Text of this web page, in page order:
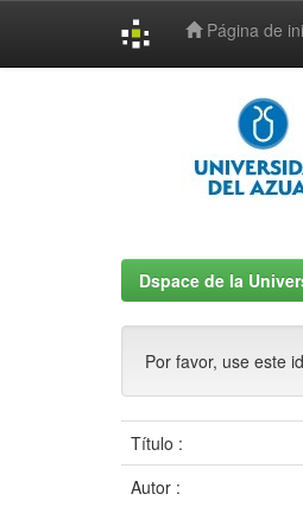
Página de
Dspace de la
Por favor, use este
Título :
Autor :